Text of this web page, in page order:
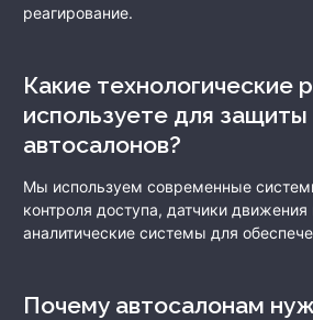
реагирование.
Какие технологические решения вы
используете для защиты
автосалонов?
Мы используем современные
контроля доступа, датчики
аналитические системы для
Почему автосалонам